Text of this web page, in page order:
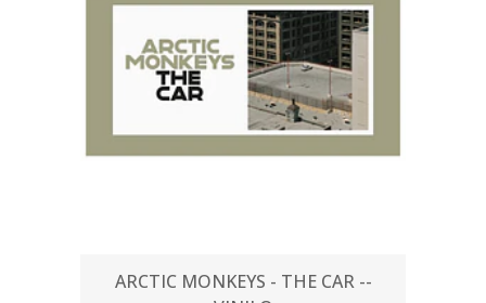
ARCTIC MONKEYS - THE CAR --